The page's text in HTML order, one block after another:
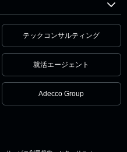
テックコンサルティング
就活エージェント
Adecco Group